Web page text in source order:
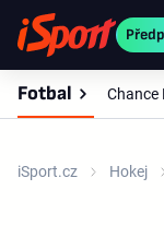
Fotbal Chance
iSport.cz Hokej